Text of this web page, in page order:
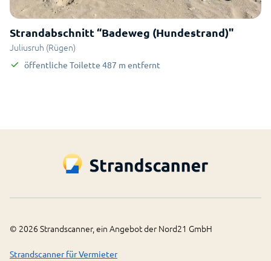
Strandabschnitt “Badeweg (Hundestrand)"
Juliusruh (Rügen)
öffentliche Toilette 487 m entfernt
© 2026 Strandscanner, ein Angebot der Nord21 GmbH
Strandscanner für Vermieter